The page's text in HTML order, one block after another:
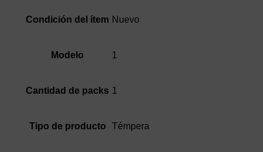
Condición del ítem Nuevo
Modelo 1
Cantidad de packs 1
Tipo de producto Témpera